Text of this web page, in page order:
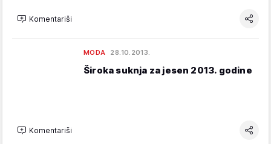
Komentariši
MODA 28.10.2013.
Široka suknja za jesen 2013. godine
Komentariši